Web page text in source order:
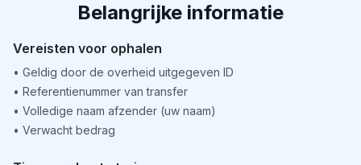
Belangrijke informatie
Vereisten voor ophalen
• Geldig door de overheid uitgegeven ID
• Referentienummer van transfer
• Volledige naam afzender (uw naam)
• Verwacht bedrag